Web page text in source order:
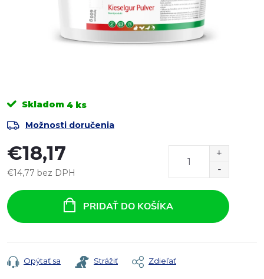
Skladom 4 ks
Možnosti doručenia
€18,17
€14,77 bez DPH
cena:
PRIDAŤ DO KOŠÍKA
Opýtať sa Strážiť Zdieľať